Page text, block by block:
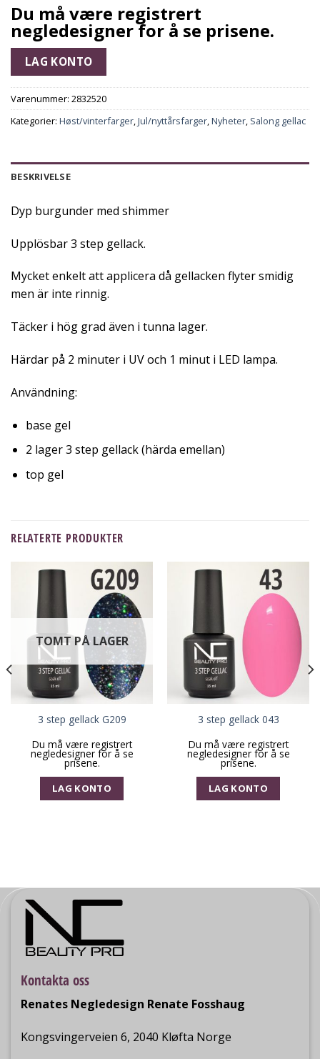
Du må være registrert
negledesigner for å se prisene.
LAG KONTO
Varenummer: 2832520
Kategorier: Høst/vinterfarger,Jul/nyttårsfarger,Nyheter, Salong gellac
BESKRIVELSE
Dyp burgunder med shimmer
Upplösbar 3 step gellack.
Mycket enkelt att applicera då gellacken flyter smidig
men är inte rinnig.
Täcker i hög grad även i tunna lager.
Härdar på 2 minuter i UV och 1 minut i LED lampa.
Användning:
base gel
2 lager 3 step gellack (härda emellan)
top gel
RELATERTE PRODUKTER
TOMT PÅ LAGER
3 step gellack G209
Du må være registrert
negledesigner for å se
prisene.
LAG KONTO
3 step gellack 043
Du må være registrert
negledesigner for å se
prisene.
LAG KONTO
Kontakta oss
Renates Negledesign Renate Fosshaug
Kongsvingerveien 6, 2040 Kløfta Norge